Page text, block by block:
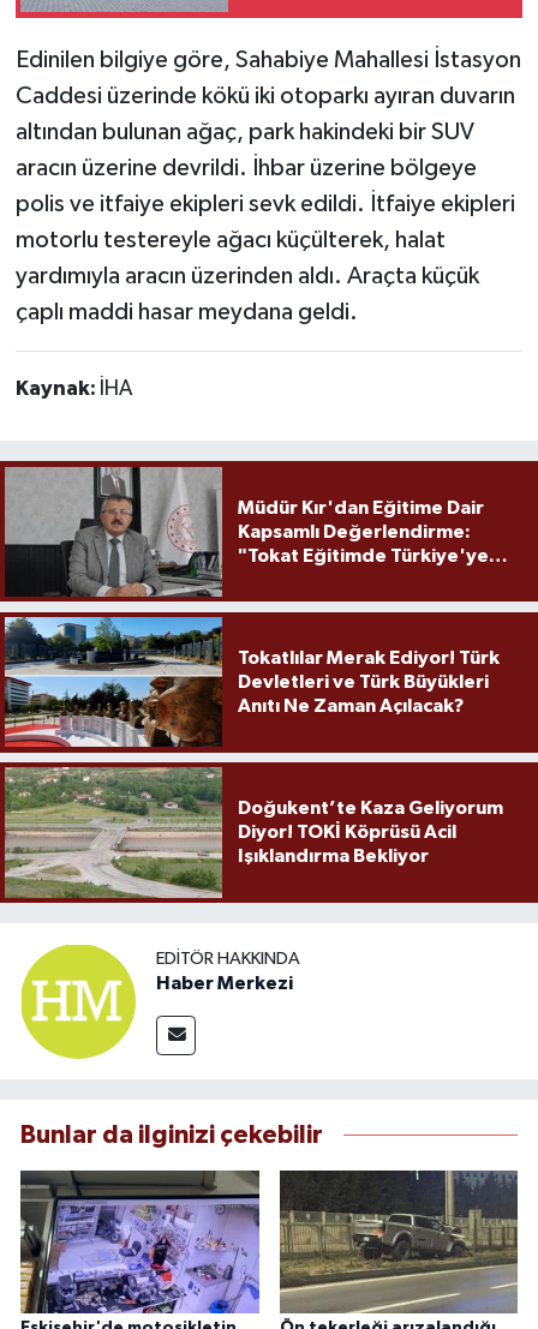
Edinilen bilgiye göre, Sahabiye Mahallesi İstasyon
Caddesi üzerinde kökü iki otoparkı ayıran duvarın
altından bulunan ağaç, park hakindeki bir SUV
aracın üzerine devrildi. İhbar üzerine bölgeye
polis ve itfaiye ekipleri sevk edildi. İtfaiye ekipleri
motorlu testereyle ağacı küçülterek, halat
yardımıyla aracın üzerinden aldı. Araçta küçük
çaplı maddi hasar meydana geldi.
Kaynak: İHA
Müdür Kır'dan Eğitime Dair
Kapsamlı Değerlendirme:
"Tokat Eğitimde Türkiye'ye
Tokatlılar Merak Ediyor! Türk
Devletleri ve Türk Büyükleri
Anıtı Ne Zaman Açılacak?
Doğukent’te Kaza Geliyorum
Diyor! TOKİ Köprüsü Acil
Işıklandırma Bekliyor
EDITÖR HAKKINDA
Haber Merkezi
Bunlar da ilginizi çekebilir